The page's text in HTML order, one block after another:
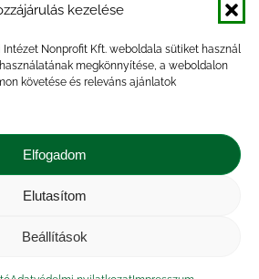
kezelése
Intézet Nonprofit Kft. weboldala sütiket használ
megkönnyítése, a weboldalon
követése és releváns ajánlatok
Elfogadom
Elutasítom
Beállítások
jelentés
sertéshús
termelői
zöldség árak
ár